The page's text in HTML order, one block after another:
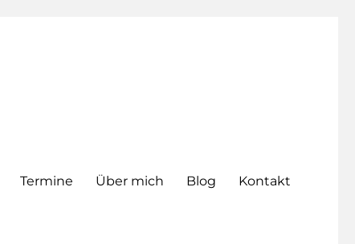
Termine Über mich Blog Kontakt